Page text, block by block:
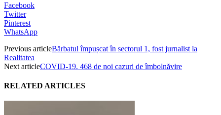
Facebook
Twitter
Pinterest
WhatsApp
Previous articleBărbatul împușcat în sectorul 1, fost jurnalist la
Realitatea
Next articleCOVID-19. 468 de noi cazuri de îmbolnăvire
RELATED ARTICLES